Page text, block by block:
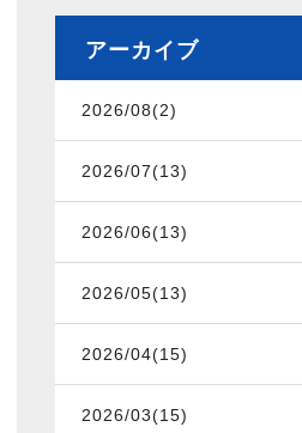
アーカイブ
2026/08(2)
2026/07(13)
2026/06(13)
2026/05(13)
2026/04(15)
2026/03(15)